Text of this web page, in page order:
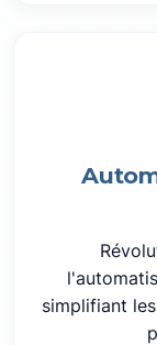
simplifiant